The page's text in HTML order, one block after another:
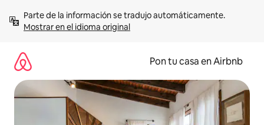
contenidoMostrar en el idioma original
Pon tu casa en Airbnb